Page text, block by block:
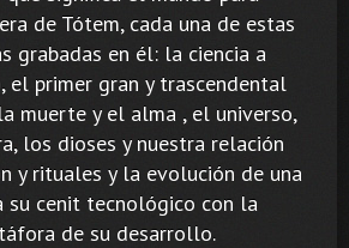
de Tótem, cada una de estas
grabadas en él: la ciencia a
el primer gran y trascendental
muerte y el alma , el universo,
los dioses y nuestra relación
y rituales y la evolución de una
su cenit tecnológico con la
de su desarrollo.